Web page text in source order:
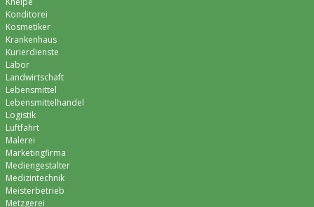
Konditorei
Kosmetiker
Krankenhaus
Kurierdienste
Labor
Landwirtschaft
Lebensmittel
Lebensmittelhandel
Logistik
Luftfahrt
Malerei
Marketingfirma
Mediengestalter
Medizintechnik
Meisterbetrieb
Metzgerei